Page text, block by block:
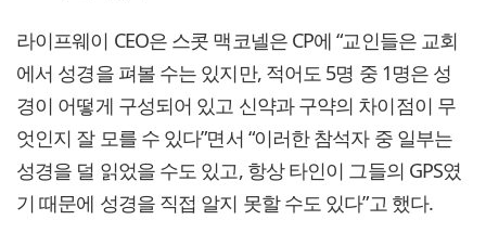
라이프웨이 CEO은 스콧 맥코넬은 CP에 “교인들은 교회
에서 성경을 펴볼 수는 있지만, 적어도 5명 중 1명은 성
경이 어떻게 구성되어 있고 신약과 구약의 차이점이 무
엇인지 잘 모를 수 있다”면서 “이러한 참석자 중 일부는
성경을 덜 읽었을 수도 있고, 항상 타인이 그들의 GPS였
기 때문에 성경을 직접 알지 못할 수도 있다”고 했다.